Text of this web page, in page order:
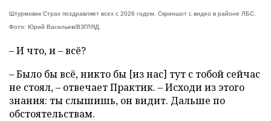
Штурмовик Страх поздравляет всех с 2026 годом. Скриншот с видео в районе ЛБС.
Фото: Юрий Васильев/ВЗГЛЯД
– И что, и – всё?
– Было бы всё, никто бы [из нас] тут с тобой сейчас
не стоял, – отвечает Практик. – Исходи из этого
знания: ты слышишь, он видит. Дальше по
обстоятельствам.